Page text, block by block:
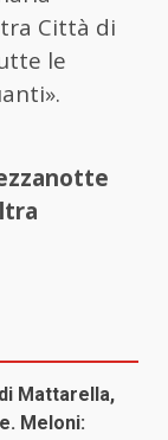
Città di
le
Mattarella,
Meloni: